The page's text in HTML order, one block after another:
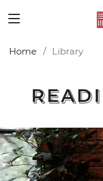
Home Library